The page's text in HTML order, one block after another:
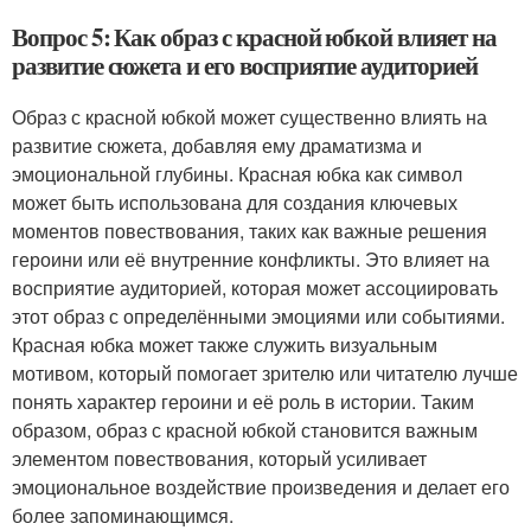
Вопрос 5: Как образ с красной юбкой влияет на
развитие сюжета и его восприятие аудиторией
Образ с красной юбкой может существенно влиять на
развитие сюжета, добавляя ему драматизма и
эмоциональной глубины. Красная юбка как символ
может быть использована для создания ключевых
моментов повествования, таких как важные решения
героини или её внутренние конфликты. Это влияет на
восприятие аудиторией, которая может ассоциировать
этот образ с определёнными эмоциями или событиями.
Красная юбка может также служить визуальным
мотивом, который помогает зрителю или читателю лучше
понять характер героини и её роль в истории. Таким
образом, образ с красной юбкой становится важным
элементом повествования, который усиливает
эмоциональное воздействие произведения и делает его
более запоминающимся.